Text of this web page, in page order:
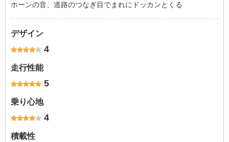
ホーンの音、道路のつなぎ目でまれにドッカンとくる
デザイン
4
走行性能
5
乗り心地
4
積載性